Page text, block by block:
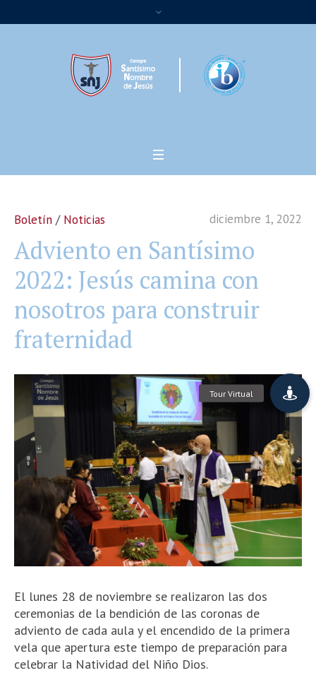
diciembre 1, 2022
Boletín / Noticias
Adviento en Santísimo
2022: Jesús camina con
nosotros para construir
fraternidad
El lunes 28 de noviembre se realizaron las dos
ceremonias de la bendición de las coronas de
adviento de cada aula y el encendido de la primera
vela que apertura este tiempo de preparación para
celebrar la Natividad del Niño Dios.